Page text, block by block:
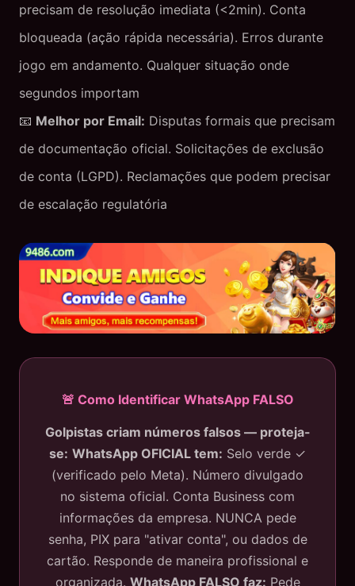
precisam de resolução imediata (<2min). Conta
bloqueada (ação rápida necessária). Erros durante
jogo em andamento. Qualquer situação onde
segundos importam
📧 Melhor por Email: Disputas formais que precisam
de documentação oficial. Solicitações de exclusão
de conta (LGPD). Reclamações que podem precisar
de escalação regulatória
🚨 Como Identificar WhatsApp FALSO
Golpistas criam números falsos — proteja-
se: WhatsApp OFICIAL tem: Selo verde ✓
(verificado pelo Meta). Número divulgado
no sistema oficial. Conta Business com
informações da empresa. NUNCA pede
senha, PIX para "ativar conta", ou dados de
cartão. Responde de maneira profissional e
organizada. WhatsApp FALSO faz: Pede